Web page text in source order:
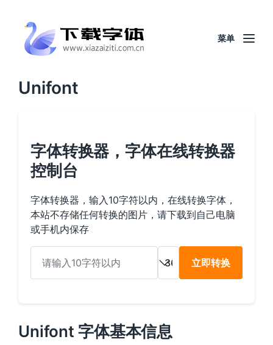
菜单
Unifont
字体转换器，字体在线转换器
控制台
字体转换器，输入10字符以内，在线转换字体，
本站不存储任何转换的图片，请下载到自己电脑
或手机内保存
立即转换
Unifont 字体基本信息